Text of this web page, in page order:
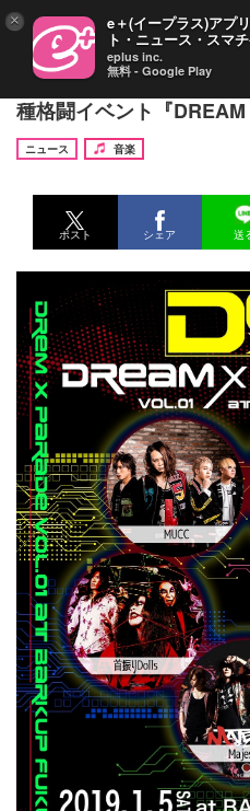
MUCC、ミオヤマザキ、
種格闘イベント『
ニュース
音楽
ポスト シェア 送
× e＋(イープラス)アプ
ト・ニュース・スマ
eplus inc.
無料 - Google Play